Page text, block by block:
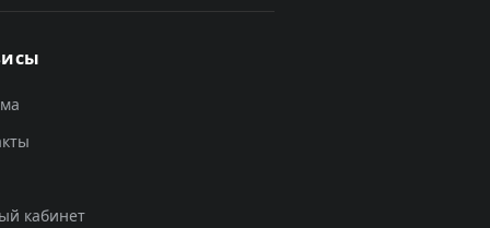
кабинет